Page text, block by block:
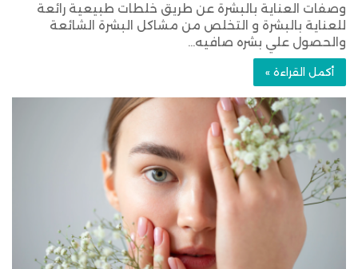
وصفات العناية بالبشرة عن طريق خلطات طبيعية رائعة
للعناية بالبشرة و التخلص من مشاكل البشرة الشائعة
والحصول علي بشره صافيه…
أكمل القراءة »